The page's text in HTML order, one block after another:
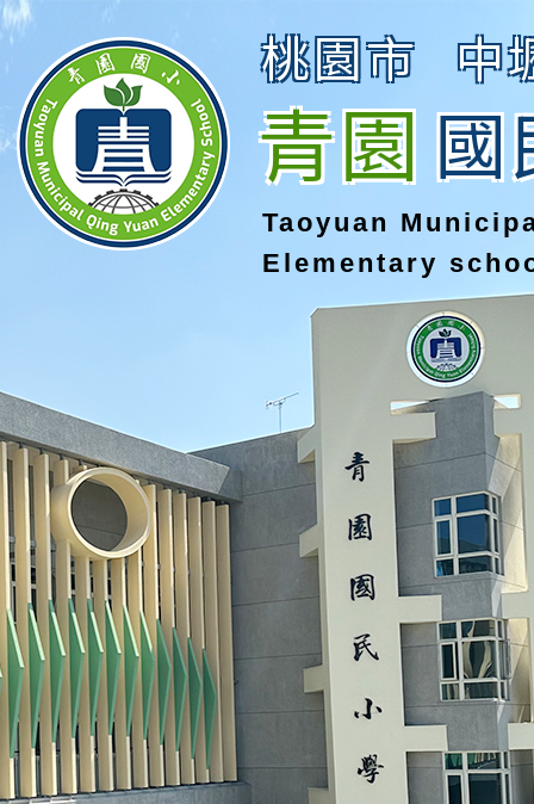
桃園市 中
青園國
Taoyuan
Elementary